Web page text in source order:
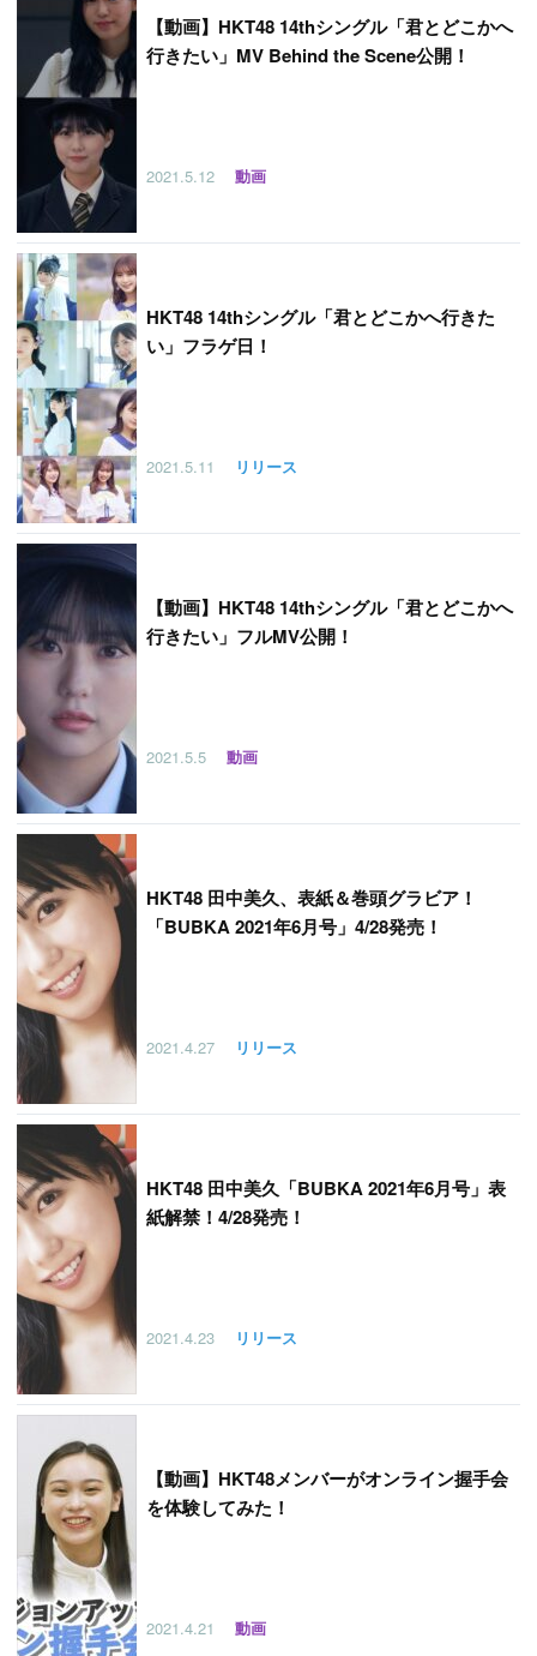
【動画】HKT48 14thシングル「君とどこかへ
行きたい」MV Behind the Scene公開！
2021.5.12 動画
HKT48 14thシングル「君とどこかへ行きた
い」フラゲ日！
2021.5.11 リリース
【動画】HKT48 14thシングル「君とどこかへ
行きたい」フルMV公開！
2021.5.5 動画
HKT48 田中美久、表紙＆巻頭グラビア！
「BUBKA 2021年6月号」4/28発売！
2021.4.27 リリース
HKT48 田中美久「BUBKA 2021年6月号」表
紙解禁！4/28発売！
2021.4.23 リリース
【動画】HKT48メンバーがオンライン握手会
を体験してみた！
2021.4.21 動画